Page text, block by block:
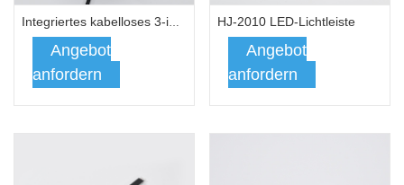
Angebot
anfordern
HJ-2010 LED-Lichtleiste
Angebot
anfordern